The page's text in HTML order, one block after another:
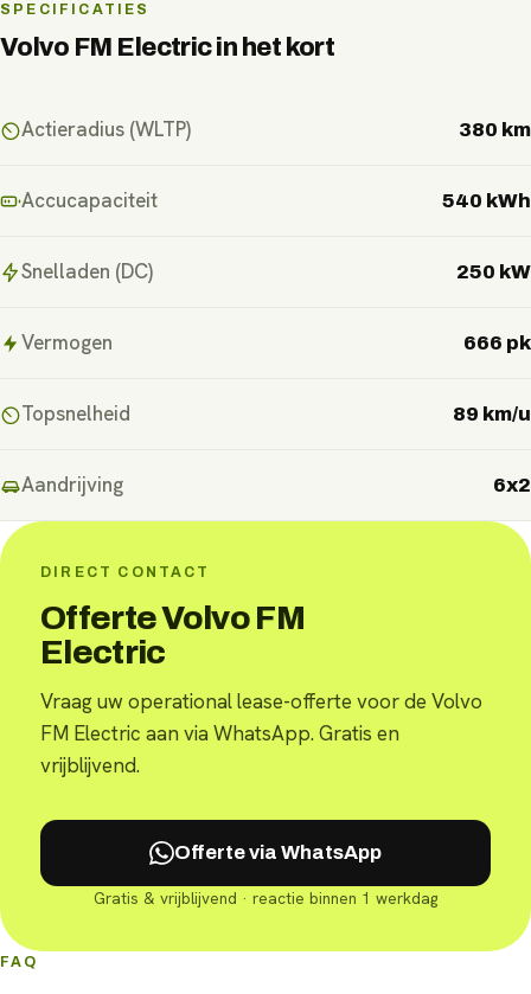
SPECIFICATIES
Volvo FM Electricin het kort
Actieradius (WLTP) 380 km
Accucapaciteit 540 kWh
Snelladen (DC) 250 kW
Vermogen 666 pk
Topsnelheid 89 km/u
Aandrijving 6x2
DIRECT CONTACT
Offerte Volvo FM
Electric
Vraag uw operational lease-offerte voor de Volvo
FM Electric aan via WhatsApp. Gratis en
vrijblijvend.
Offerte via WhatsApp
Gratis & vrijblijvend · reactie binnen 1 werkdag
FAQ